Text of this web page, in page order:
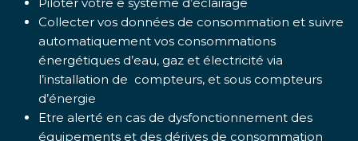
Collecter vos données de consommation et suivre
automatiquement vos consommations
énergétiques d’eau, gaz et électricité via
l’installation de compteurs, et sous compteurs
d’énergie
Etre alerté en cas de dysfonctionnement des
équipements et des dérives de consommation